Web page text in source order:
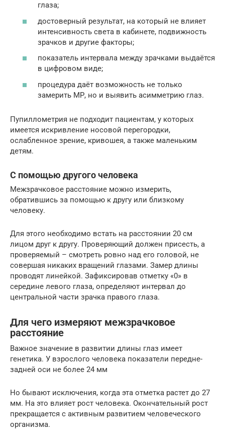
глаза;
достоверный результат, на который не влияет
интенсивность света в кабинете, подвижность
зрачков и другие факторы;
показатель интервала между зрачками выдаётся
в цифровом виде;
процедура даёт возможность не только
замерить МР, но и выявить асимметрию глаз.
Пупиллометрия не подходит пациентам, у которых
имеется искривление носовой перегородки,
ослабленное зрение, кривошея, а также маленьким
детям.
С помощью другого человека
Межзрачковое расстояние можно измерить,
обратившись за помощью к другу или близкому
человеку.
Для этого необходимо встать на расстоянии 20 см
лицом друг к другу. Проверяющий должен присесть, а
проверяемый – смотреть ровно над его головой, не
совершая никаких вращений глазами. Замер длины
проводят линейкой. Зафиксировав отметку «0» в
середине левого глаза, определяют интервал до
центральной части зрачка правого глаза.
Для чего измеряют межзрачковое
расстояние
Важное значение в развитии длины глаз имеет
генетика. У взрослого человека показатели передне-
задней оси не более 24 мм
Но бывают исключения, когда эта отметка растет до 27
мм. На это влияет рост человека. Окончательный рост
прекращается с активным развитием человеческого
организма.